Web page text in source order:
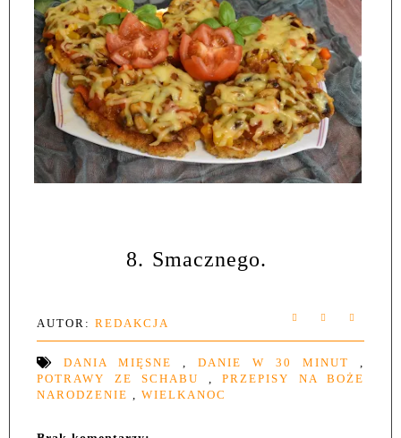
8. Smacznego.
AUTOR: REDAKCJA
DANIA MIĘSNE DANIE W 30 MINUT
POTRAWY ZE SCHABU
PRZEPISY NA BOŻE
NARODZENIE
WIELKANOC